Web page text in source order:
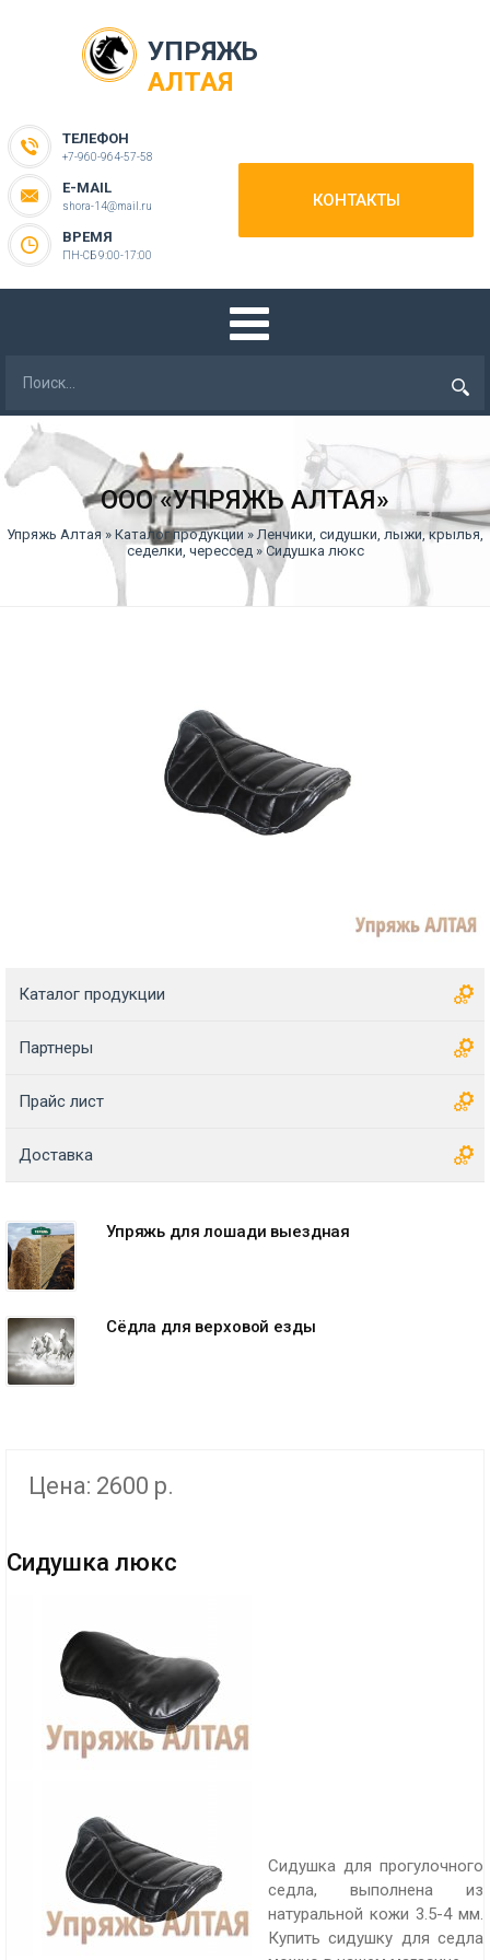
УПРЯЖЬ
АЛТАЯ
ТЕЛЕФОН
+7-960-964-57-58
E-MAIL
shora-14@mail.ru
ВРЕМЯ
ПН-СБ 9:00-17:00
КОНТАКТЫ
ООО «УПРЯЖЬ АЛТАЯ»
Упряжь Алтая » Каталог продукции »Ленчики, сидушки, лыжи, крылья,
седелки, черессед» Сидушка люкс
Каталог продукции
Партнеры
Прайс лист
Доставка
Упряжь для лошади выездная
Сёдла для верховой езды
Цена: 2600 р.
Сидушка люкс
Сидушка для прогулочного
седла, выполнена из
натуральной кожи 3.5-4 мм.
Купить сидушку для седла